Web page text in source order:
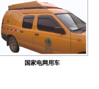
国家电网用车